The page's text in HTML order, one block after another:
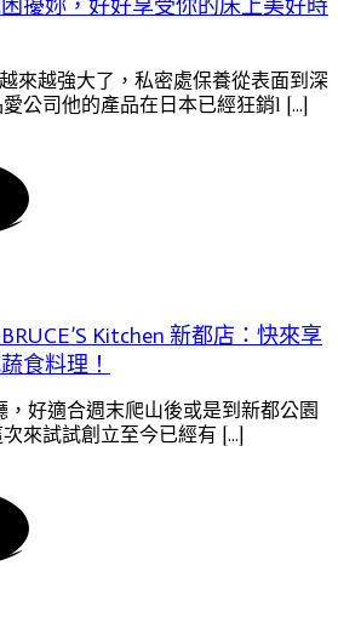
擾妳，好好享受你的床上美好時
來越強大了，私密處保養從表面到深
公司他的產品在日本已經狂銷1 […]
Kitchen 新都店：快來享
食料理！
好適合週末爬山後或是到新都公園
來試試創立至今已經有 […]